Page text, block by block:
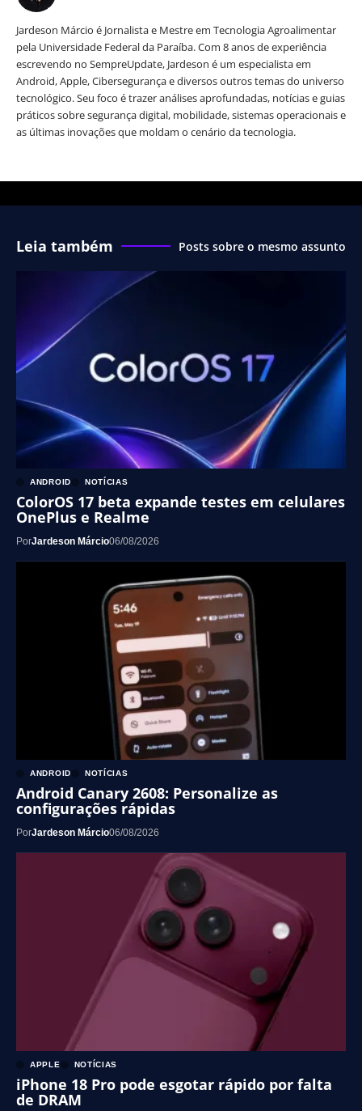
Jardeson Márcio é Jornalista e Mestre em Tecnologia Agroalimentar
pela Universidade Federal da Paraíba. Com 8 anos de experiência
escrevendo no SempreUpdate, Jardeson é um especialista em
Android, Apple, Cibersegurança e diversos outros temas do universo
tecnológico. Seu foco é trazer análises aprofundadas, notícias e guias
práticos sobre segurança digital, mobilidade, sistemas operacionais e
as últimas inovações que moldam o cenário da tecnologia.
Leia também Posts sobre o mesmo assunto
ANDROID NOTÍCIAS
ColorOS 17 beta expande testes em celulares
OnePlus e Realme
PorJardeson Márcio06/08/2026
ANDROID NOTÍCIAS
Android Canary 2608: Personalize as
configurações rápidas
PorJardeson Márcio06/08/2026
APPLE NOTÍCIAS
iPhone 18 Pro pode esgotar rápido por falta
de DRAM